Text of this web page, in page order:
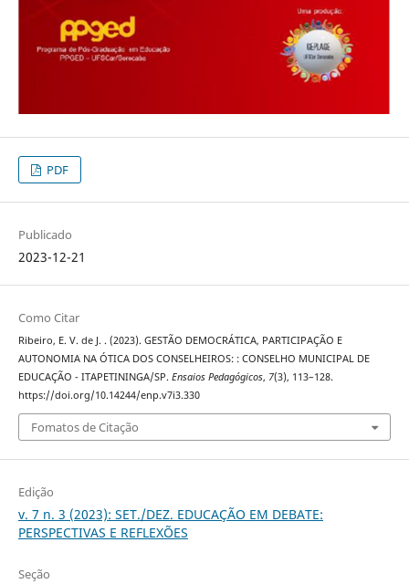
PDF
Publicado
2023-12-21
Como Citar
Ribeiro, E. V. de J. . (2023). GESTÃO DEMOCRÁTICA, PARTICIPAÇÃO E
AUTONOMIA NA ÓTICA DOS CONSELHEIROS: : CONSELHO MUNICIPAL DE
EDUCAÇÃO - ITAPETININGA/SP. Ensaios Pedagógicos, 7(3), 113–128.
https://doi.org/10.14244/enp.v7i3.330
Fomatos de Citação
Edição
v. 7 n. 3 (2023): SET./DEZ. EDUCAÇÃO EM DEBATE:
PERSPECTIVAS E REFLEXÕES
Seção